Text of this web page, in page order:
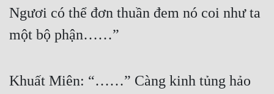
Ngươi có thể đơn thuần đem nó coi như ta
một bộ phận……”
Khuất Miên: “……” Càng kinh tủng hảo